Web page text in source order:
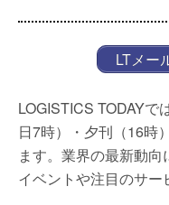
LTメー
LOGISTICS TODAY
日7時）・夕刊（16時
ます。業界の最新動
イベントや注目のサー